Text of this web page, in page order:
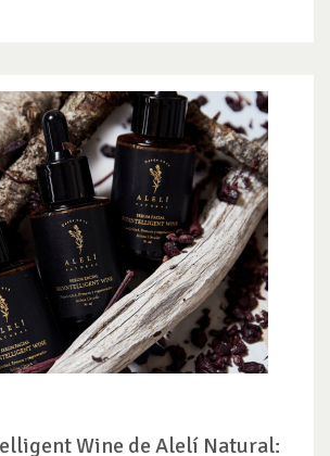
Wine de Alelí Natural: